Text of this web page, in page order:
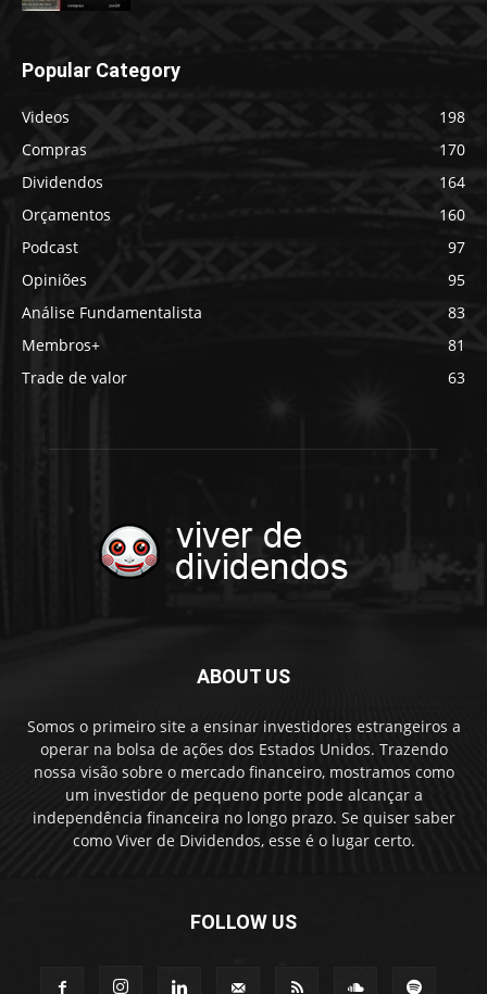
Popular Category
Videos
198
Compras
170
Dividendos
164
Orçamentos
160
Podcast
97
Opiniões
95
Análise Fundamentalista
83
Membros+
81
Trade de valor
63
ABOUT US
Somos o primeiro site a ensinar investidores estrangeiros a
operar na bolsa de ações dos Estados Unidos. Trazendo
nossa visão sobre o mercado financeiro, mostramos como
um investidor de pequeno porte pode alcançar a
independência financeira no longo prazo. Se quiser saber
como Viver de Dividendos, esse é o lugar certo.
FOLLOW US